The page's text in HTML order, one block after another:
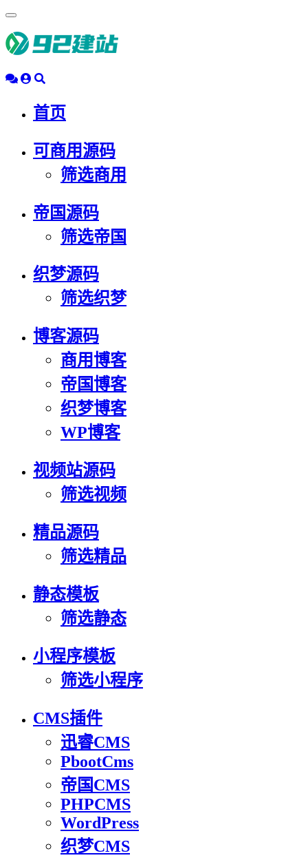
动
导
首页
可商用源码
筛选商用
帝国源码
筛选帝国
织梦源码
筛选织梦
博客源码
商用博客
帝国博客
织梦博客
WP博客
视频站源码
筛选视频
精品源码
筛选精品
静态模板
筛选静态
小程序模板
筛选小程序
CMS插件
迅睿CMS
PbootCms
帝国CMS
PHPCMS
WordPress
织梦CMS